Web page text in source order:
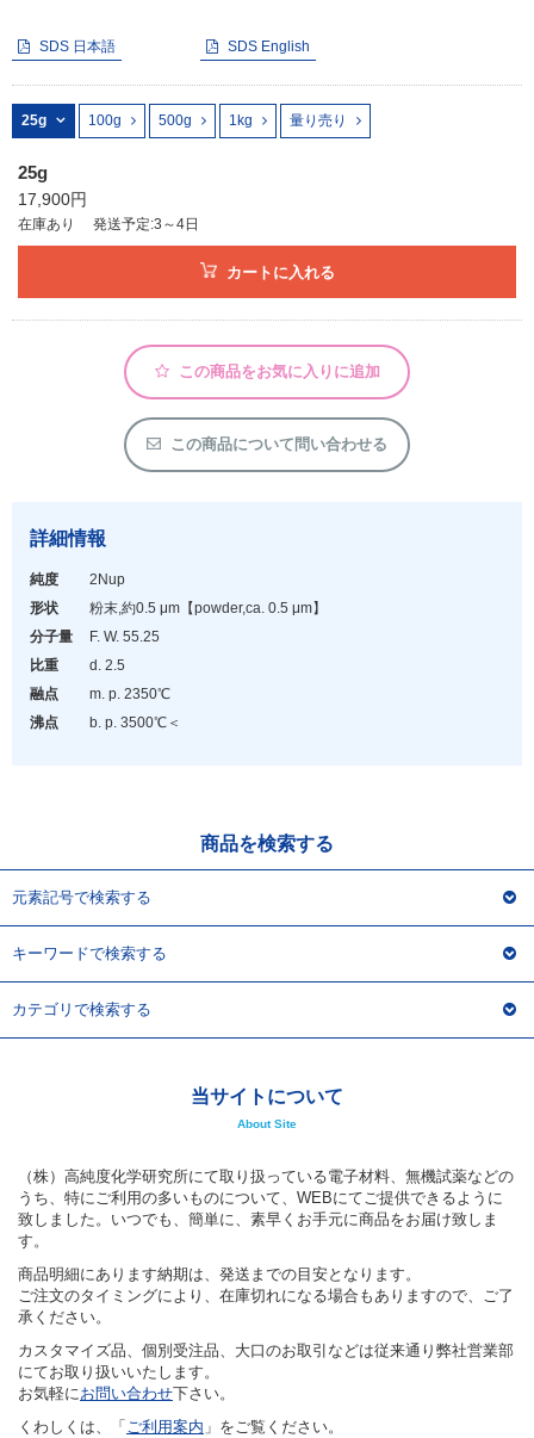
カテゴリで検索する
商品分類
化合物
化学教材・オリジナルグッズ
SDS 日本語 SDS English
25g 100g 500g 1kg 量り売り
25g
17,900円
在庫あり 発送予定:3～4日
カートに入れる
この商品をお気に入りに追加
この商品について問い合わせる
詳細情報
純度
2Nup
形状
粉末,約0.5 μm 【powder,ca. 0.5 μm】
分子量
F. W. 55.25
比重
d. 2.5
融点
m. p. 2350℃
沸点
b. p. 3500℃＜
商品を検索する
元素記号で検索する
キーワードで検索する
カテゴリで検索する
当サイトについて
About Site
（株）高純度化学研究所にて取り扱っている電子材料、無機試薬などの
うち、特にご利用の多いものについて、WEBにてご提供できるように
致しました。いつでも、簡単に、素早くお手元に商品をお届け致しま
す。
商品明細にあります納期は、発送までの目安となります。
ご注文のタイミングにより、在庫切れになる場合もありますので、ご了
承ください。
カスタマイズ品、個別受注品、大口のお取引などは従来通り弊社営業部
にてお取り扱いいたします。
お気軽にお問い合わせ下さい。
くわしくは、「 ご利用案内 」をご覧ください。